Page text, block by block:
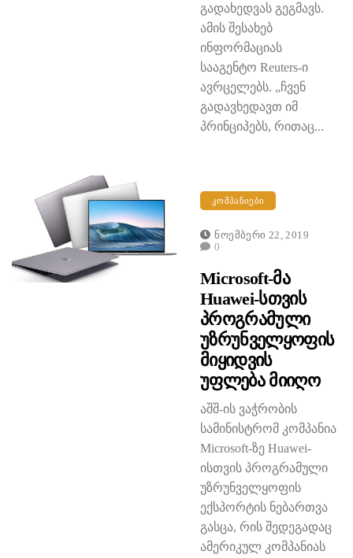
გადახედვას გეგმავს.
ამის შესახებ
ინფორმაციას
სააგენტო Reuters-ი
ავრცელებს. „ჩვენ
გადავხედავთ იმ
პრინციპებს, რითაც...
ᲙᲝᲛᲞᲐᲜᲘᲔᲑᲘ
Ნოემბერი 22, 2019
0
Microsoft-Მა
Huawei-Სთვის
Პროგრამული
Უზრუნველყოფის
Მიყიდვის
Უფლება Მიიღო
აშშ-ის ვაჭრობის
სამინისტრომ კომპანია
Microsoft-ზე Huawei-
ისთვის პროგრამული
უზრუნველყოფის
ექსპორტის ნებართვა
გასცა, რის შედეგადაც
ამერიკულ კომპანიას